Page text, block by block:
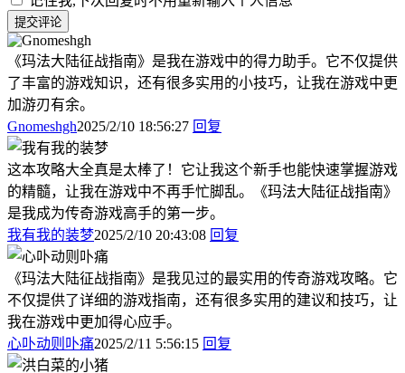
提交评论
《玛法大陆征战指南》是我在游戏中的得力助手。它不仅提供
了丰富的游戏知识，还有很多实用的小技巧，让我在游戏中更
加游刃有余。
Gnomeshgh2025/2/10 18:56:27 回复
这本攻略大全真是太棒了！它让我这个新手也能快速掌握游戏
的精髓，让我在游戏中不再手忙脚乱。《玛法大陆征战指南》
是我成为传奇游戏高手的第一步。
我有我的装梦2025/2/10 20:43:08 回复
《玛法大陆征战指南》是我见过的最实用的传奇游戏攻略。它
不仅提供了详细的游戏指南，还有很多实用的建议和技巧，让
我在游戏中更加得心应手。
心卟动则卟痛2025/2/11 5:56:15 回复